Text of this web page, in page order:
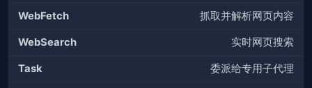
WebFetch 抓取并解析网页内容
WebSearch 实时网页搜索
Task 委派给专用子代理